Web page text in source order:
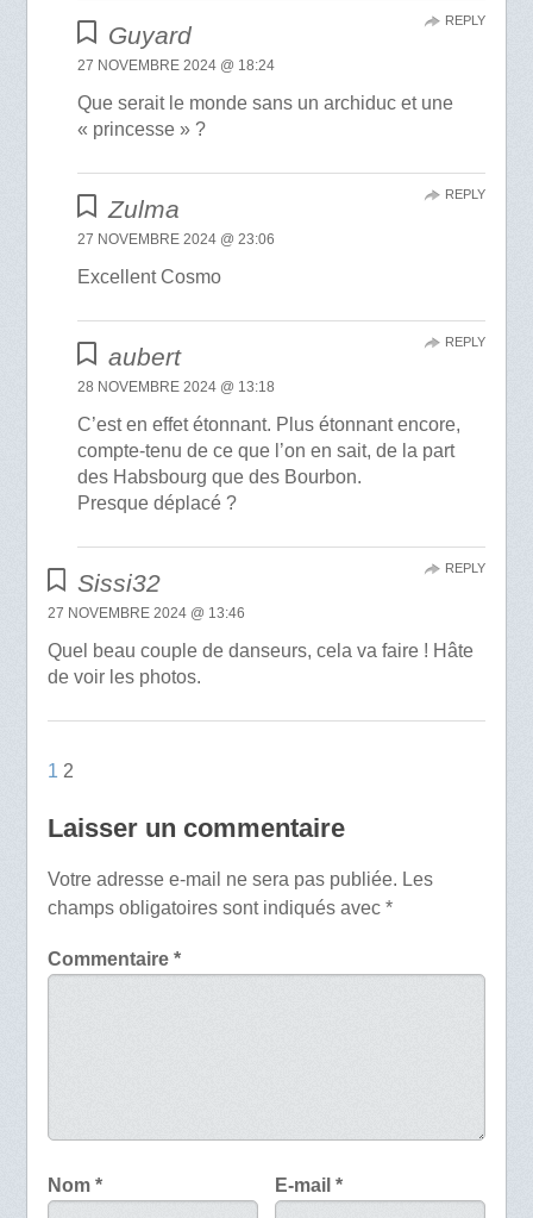
Guyard
27 NOVEMBRE 2024 @ 18:24
Que serait le monde sans un archiduc et une
« princesse » ?
REPLY
Zulma
27 NOVEMBRE 2024 @ 23:06
Excellent Cosmo
REPLY
aubert
28 NOVEMBRE 2024 @ 13:18
C’est en effet étonnant. Plus étonnant encore,
compte-tenu de ce que l’on en sait, de la part
des Habsbourg que des Bourbon.
Presque déplacé ?
REPLY
Sissi32
27 NOVEMBRE 2024 @ 13:46
Quel beau couple de danseurs, cela va faire ! Hâte
de voir les photos.
REPLY
1 2
Laisser un commentaire
Votre adresse e-mail ne sera pas publiée. Les
champs obligatoires sont indiqués avec *
Commentaire *
Nom * E-mail*